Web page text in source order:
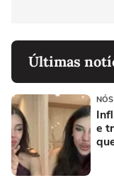
Últimas
NÓS
e